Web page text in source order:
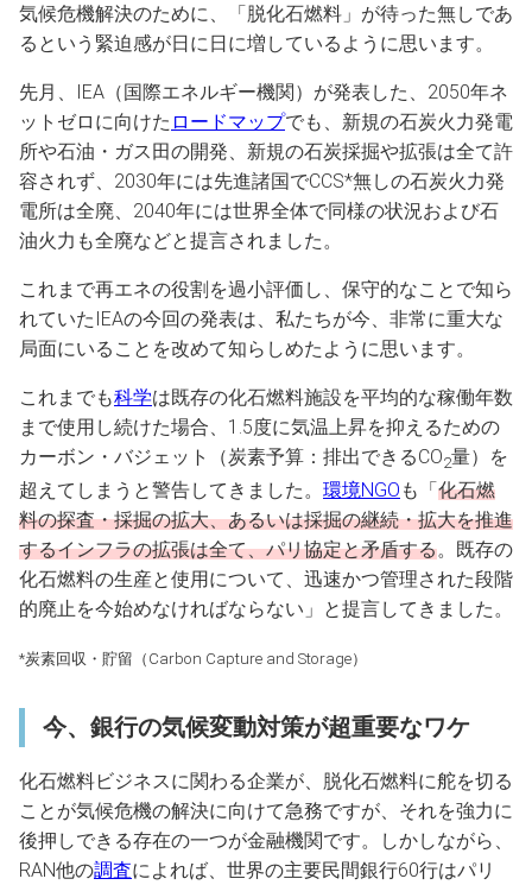
気候危機解決のために、「脱化石燃料」が待った無しであ
るという緊迫感が日に日に増しているように思います。
先月、IEA（国際エネルギー機関）が発表した、2050年ネ
ットゼロに向けた ロードマップでも、新規の石炭火力発電
所や石油・ガス田の開発、新規の石炭採掘や拡張は全て許
容されず、2030年には先進諸国でCCS*無しの石炭火力発
電所は全廃、2040年には世界全体で同様の状況および石
油火力も全廃などと提言されました。
これまで再エネの役割を過小評価し、保守的なことで知ら
れていたIEAの今回の発表は、私たちが今、非常に重大な
局面にいることを改めて知らしめたように思います。
これまでも科学は既存の化石燃料施設を平均的な稼働年数
まで使用し続けた場合、1.5度に気温上昇を抑えるための
カーボン・バジェット（炭素予算：排出できるCO2量）を
超えてしまうと警告してきました。 環境NGO も「化石燃
料の探査・採掘の拡大、あるいは採掘の継続・拡大を推進
するインフラの拡張は全て、パリ協定と矛盾する。既存の
化石燃料の生産と使用について、迅速かつ管理された段階
的廃止を今始めなければならない」と提言してきました。
*炭素回収・貯留（Carbon Capture and Storage）
今、銀行の気候変動対策が超重要なワケ
化石燃料ビジネスに関わる企業が、脱化石燃料に舵を切る
ことが気候危機の解決に向けて急務ですが、それを強力に
後押しできる存在の一つが金融機関です。しかしながら、
RAN他の調査によれば、世界の主要民間銀行60行はパリ